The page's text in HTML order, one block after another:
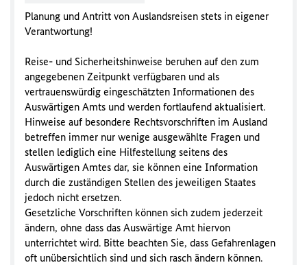
Planung und Antritt von Auslandsreisen stets in eigener
Verantwortung!
Reise- und Sicherheitshinweise beruhen auf den zum
angegebenen Zeitpunkt verfügbaren und als
vertrauenswürdig eingeschätzten Informationen des
Auswärtigen Amts und werden fortlaufend aktualisiert.
Hinweise auf besondere Rechtsvorschriften im Ausland
betreffen immer nur wenige ausgewählte Fragen und
stellen lediglich eine Hilfestellung seitens des
Auswärtigen Amtes dar, sie können eine Information
durch die zuständigen Stellen des jeweiligen Staates
jedoch nicht ersetzen.
Gesetzliche Vorschriften können sich zudem jederzeit
ändern, ohne dass das Auswärtige Amt hiervon
unterrichtet wird. Bitte beachten Sie, dass Gefahrenlagen
oft unübersichtlich sind und sich rasch ändern können.